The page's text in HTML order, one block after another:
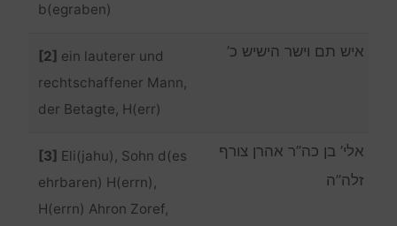
b(egraben)
[2] ein lauterer und
rechtschaffener Mann,
der Betagte, H(err)
איש תם וישר הישיש כ’
[3] Eli(jahu), Sohn d(es
ehrbaren) H(errn),
H(errn) Ahron Zoref,
אלי’ בן כה”ר אהרן צורף
זלה”ה